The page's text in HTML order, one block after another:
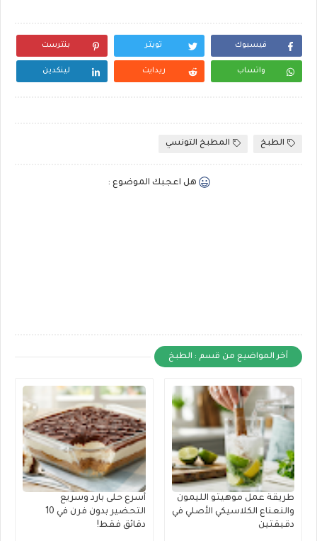
فيسبوك تويتر بنترست
واتساب ريدايت لينكدين
الطبخ المطبخ التونسي
هل اعجبك الموضوع :
أخر المواضيع من قسم : الطبخ
طريقة عمل موهيتو الليمون
والنعناع الكلاسيكي الأصلي في
دقيقتين
أسرع حلى بارد وسريع
التحضير بدون فرن في 10
دقائق فقط!